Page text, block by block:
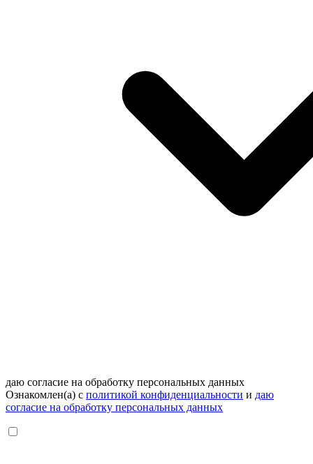
даю согласие на обработку персональных данных
Ознакомлен(а) с политикой конфиденциальности и даю
согласие на обработку персональных данных